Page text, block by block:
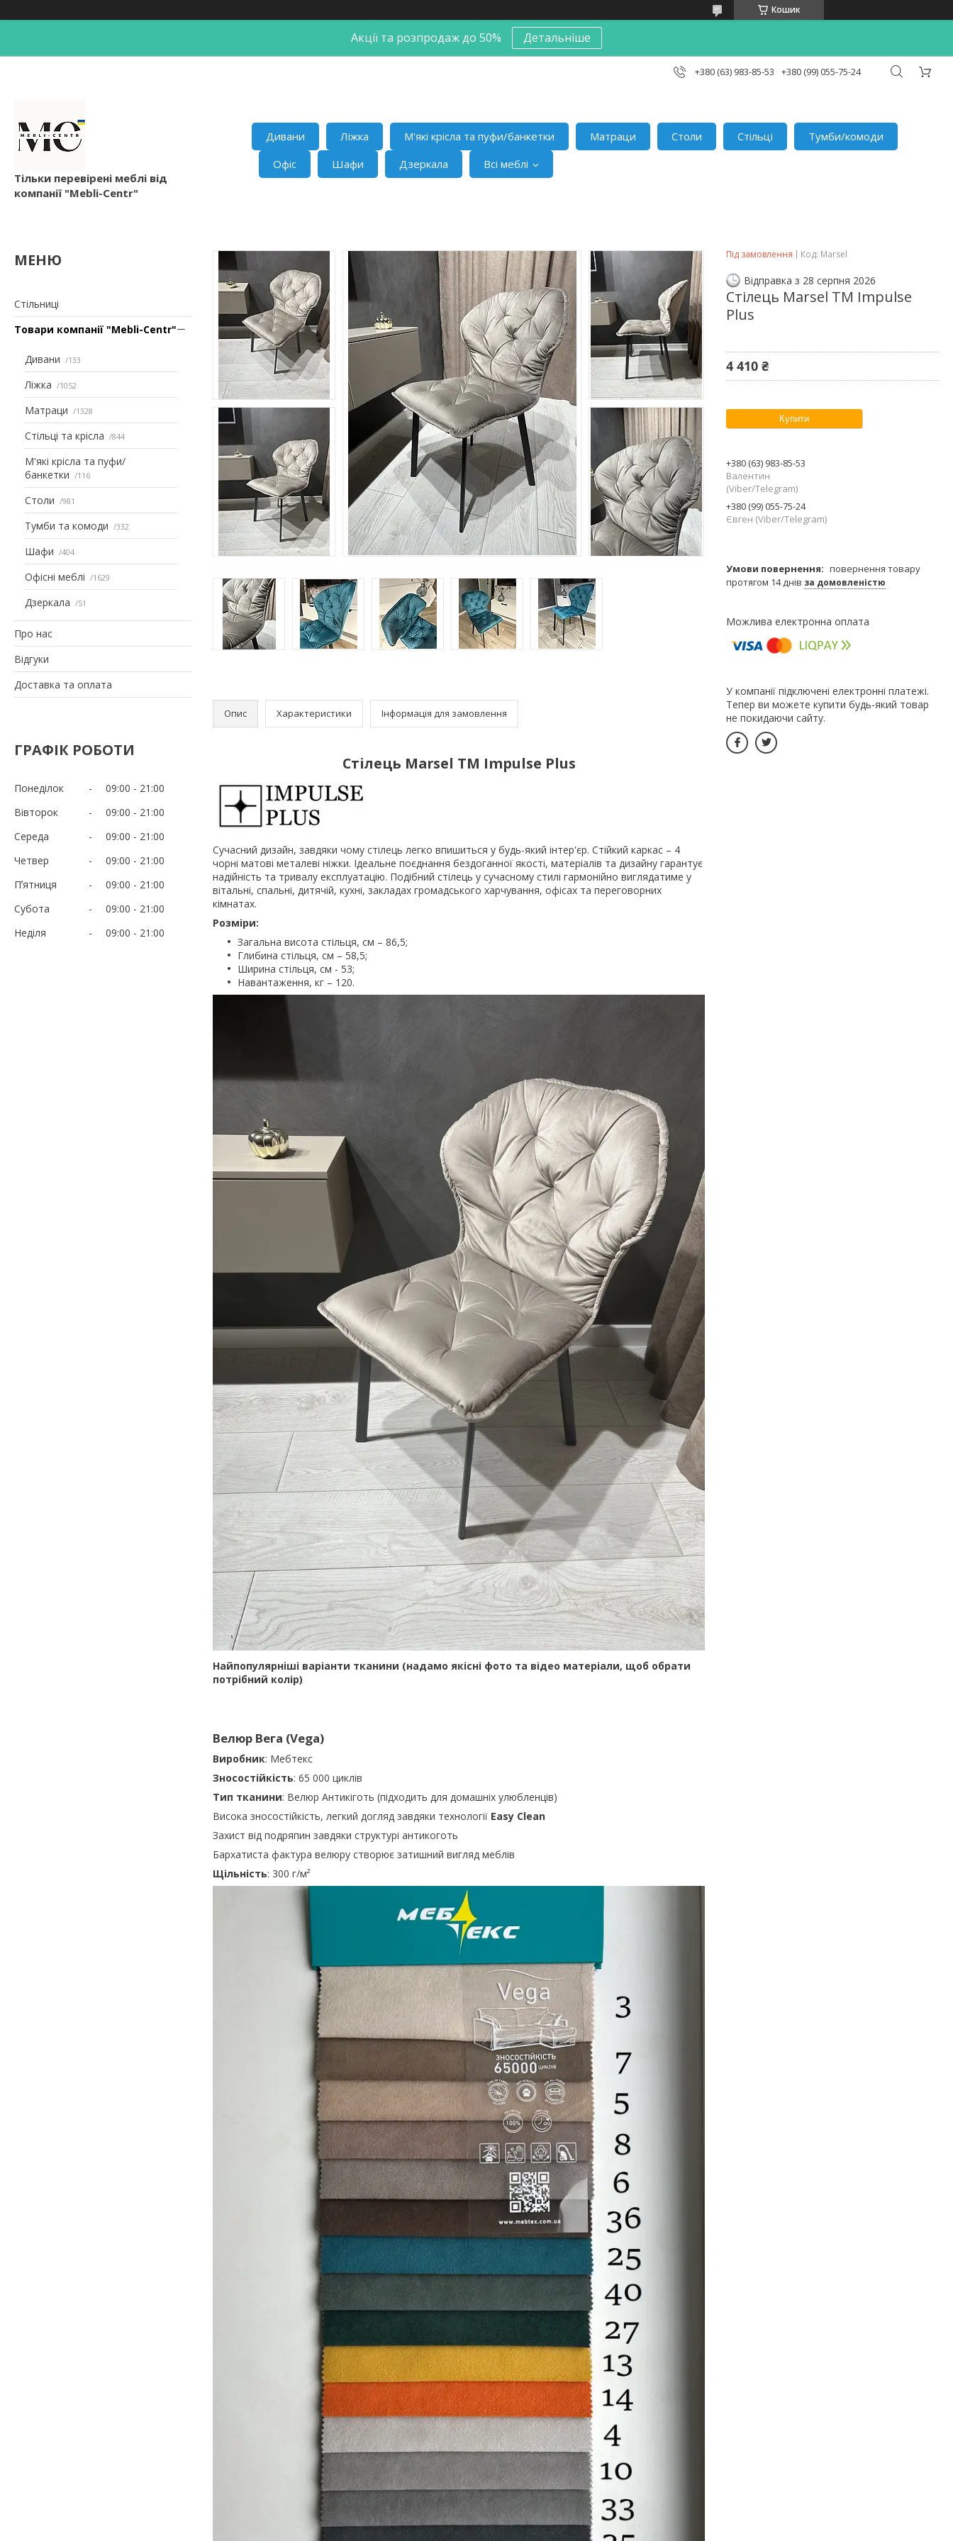
Кошик
Акції та розпродаж до 50% Детальніше
+380 (63) 983-85-53 +380 (99) 055-75-24
Тільки перевірені меблі від
компанії "Mebli-Centr"
Дивани Ліжка М'які крісла та пуфи/банкетки Матраци Столи Стільці
Тумби/комоди
Офіс
Шафи Дзеркала Всі меблі
Стільниці
Товари компанії "Mebli-Centr"
Дивани 133
Ліжка 1052
Матраци 1328
Стільці та крісла 844
М'які крісла та пуфи/
банкетки
116
Столи 981
Тумби та комоди 332
Шафи 404
Офісні меблі 1629
Дзеркала 51
Про нас
Відгуки
Доставка та оплата
ГРАФІК РОБОТИ
Понеділок 09:00
21:00
Вівторок
09:00
21:00
Середа
09:00
21:00
Четвер
09:00
21:00
Пʼятниця
09:00
21:00
Субота
09:00
21:00
Неділя
09:00 21:00
Опис Характеристики Інформація для замовлення
Стілець Marsel TM Impulse Plus
Cучасний дизайн, завдяки чому стілець легко впишиться у будь-який інтер'єр. Стійкий каркас – 4
чорні матові металеві ніжки. Ідеальне поєднання бездоганної якості, матеріалів та дизайну гарантує
надійність та тривалу експлуатацію. Подібний стілець у сучасному стилі гармонійно виглядатиме у
вітальні, спальні, дитячій, кухні, закладах громадського харчування, офісах та переговорних
кімнатах.
Розміри:
Загальна висота стільця, см – 86,5;
Глибина стільця, см – 58,5;
Ширина стільця, см - 53;
Навантаження, кг – 120.
Найпопулярніші варіанти тканини (надамо якісні фото та відео матеріали, щоб обрати
потрібний колір)
Велюр Вега (Vega)
Виробник: Мебтекс
Зносостійкість: 65 000 циклів
Тип тканини: Велюр Антикіготь (підходить для домашніх улюбленців)
Висока зносостійкість, легкий догляд завдяки технології Easy Clean
Захист від подряпин завдяки структурі антикоготь
Бархатиста фактура велюру створює затишний вигляд меблів
Щільність: 300 г/м²
Під замовлення Код: Marsel
Відправка з 28 серпня 2026
Стілець Marsel TM Impulse
Plus
4 410 ₴
Купити
+380 (63) 983-85-53
Валентин
(Viber/Telegram)
+380 (99) 055-75-24
Євген (Viber/Telegram)
повернення товару
протягом 14 днів за домовленістю
У компанії підключені електронні платежі.
Тепер ви можете купити будь-який товар
не покидаючи сайту.